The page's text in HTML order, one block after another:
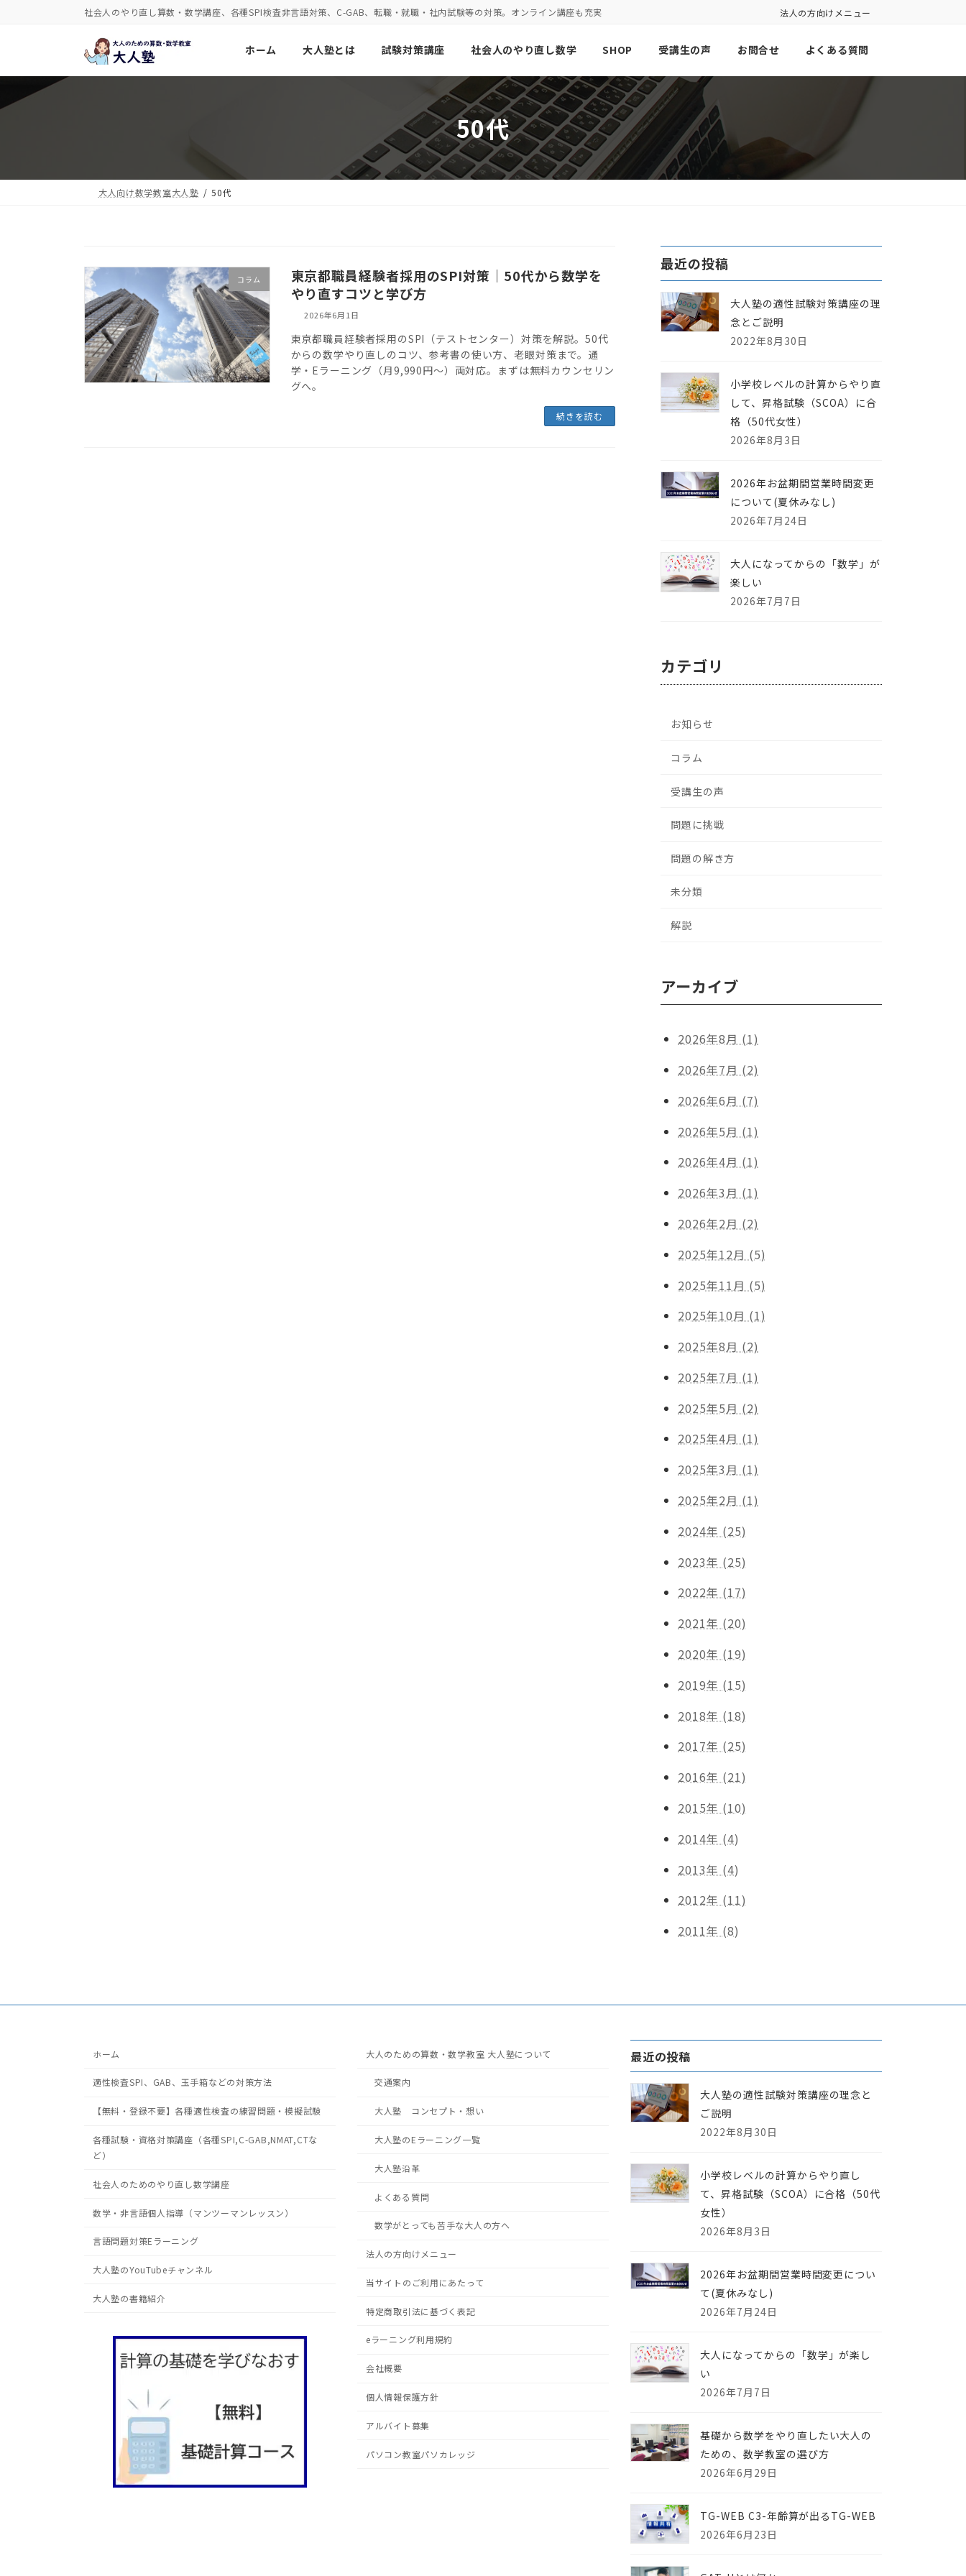
ン
ッ
ー
移
社会人のやり直し算数・数学講座、各種SPI検査非言語対策、C-GAB、転職・就職・社内試験等の対策。オンライン講座も充実 法人の方向けメニュー
ホーム 大人塾とは 試験対策講座 社会人のやり直し数学 SHOP 受講生の声 お問合せ よくある質問
50代
大人向け数学教室大人塾 50代
コラム
東京都職員経験者採用のSPI対策｜50代から数学を
やり直すコツと学び方
2026年6月1日
東京都職員経験者採用のSPI（テストセンター）対策を解説。50代
からの数学やり直しのコツ、参考書の使い方、老眼対策まで。通
学・Eラーニング（月9,990円〜）両対応。まずは無料カウンセリン
グへ。
続きを読む
最近の投稿
大人塾の適性試験対策講座の理
念とご説明
2022年8月30日
小学校レベルの計算からやり直
して、昇格試験（SCOA）に合
格（50代女性）
2026年8月3日
2026年お盆期間営業時間変更
について(夏休みなし)
2026年7月24日
大人になってからの「数学」が
楽しい
2026年7月7日
カテゴリ
お知らせ
コラム
受講生の声
問題に挑戦
問題の解き方
未分類
解説
アーカイブ
2026年8月 (1)
2026年7月 (2)
2026年6月 (7)
2026年5月 (1)
2026年4月 (1)
2026年3月 (1)
2026年2月 (2)
2025年12月 (5)
2025年11月 (5)
2025年10月 (1)
2025年8月 (2)
2025年7月 (1)
2025年5月 (2)
2025年4月 (1)
2025年3月 (1)
2025年2月 (1)
2024年 (25)
2023年 (25)
2022年 (17)
2021年 (20)
2020年 (19)
2019年 (15)
2018年 (18)
2017年 (25)
2016年 (21)
2015年 (10)
2014年 (4)
2013年 (4)
2012年 (11)
2011年 (8)
ホーム
適性検査SPI、GAB、玉手箱などの対策方法
【無料・登録不要】各種適性検査の練習問題・模擬試験
各種試験・資格対策講座（各種SPI,C-GAB,NMAT,CTな
ど）
社会人のためのやり直し数学講座
数学・非言語個人指導（マンツーマンレッスン）
言語問題対策Eラーニング
大人塾のYouTubeチャンネル
大人塾の書籍紹介
大人のための算数・数学教室 大人塾について
交通案内
大人塾 コンセプト・想い
大人塾のEラーニング一覧
大人塾沿革
よくある質問
数学がとっても苦手な大人の方へ
法人の方向けメニュー
当サイトのご利用にあたって
特定商取引法に基づく表記
eラーニング利用規約
会社概要
個人情報保護方針
アルバイト募集
パソコン教室パソカレッジ
最近の投稿
大人塾の適性試験対策講座の理念と
ご説明
2022年8月30日
小学校レベルの計算からやり直し
て、昇格試験（SCOA）に合格（50代
女性）
2026年8月3日
2026年お盆期間営業時間変更につい
て(夏休みなし)
2026年7月24日
大人になってからの「数学」が楽し
い
2026年7月7日
基礎から数学をやり直したい大人の
ための、数学教室の選び方
2026年6月29日
TG-WEB C3-年齢算が出るTG-WEB
2026年6月23日